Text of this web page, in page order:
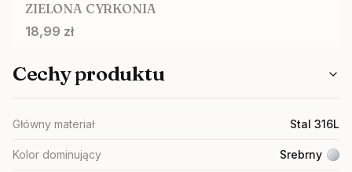
ZIELONA CYRKONIA
Cena
18,99 zł
Cechy produktu
Główny materiał Stal 316L
Kolor dominujący Srebrny